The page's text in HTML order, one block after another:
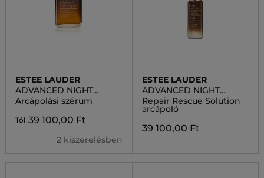
ESTEE LAUDER
ADVANCED NIGHT
REPAIR SYNCHRONIZED
MULTI-RECOVERY
SERUM
Arcápolási szérum
Tól 39 100,00 Ft
2 kiszerelésben
ESTEE LAUDER
ADVANCED NIGHT
REPAIR
Repair Rescue Solution
arcápoló
39 100,00 Ft